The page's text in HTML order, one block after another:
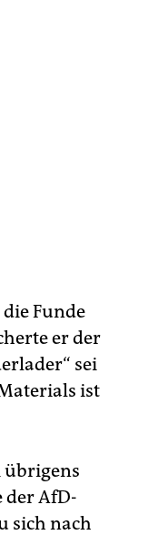
Funde
er der
sei
ist
übrigens
der AfD-
sich nach